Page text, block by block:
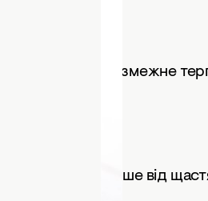
за твоє безмежне
а очі сяють лише від